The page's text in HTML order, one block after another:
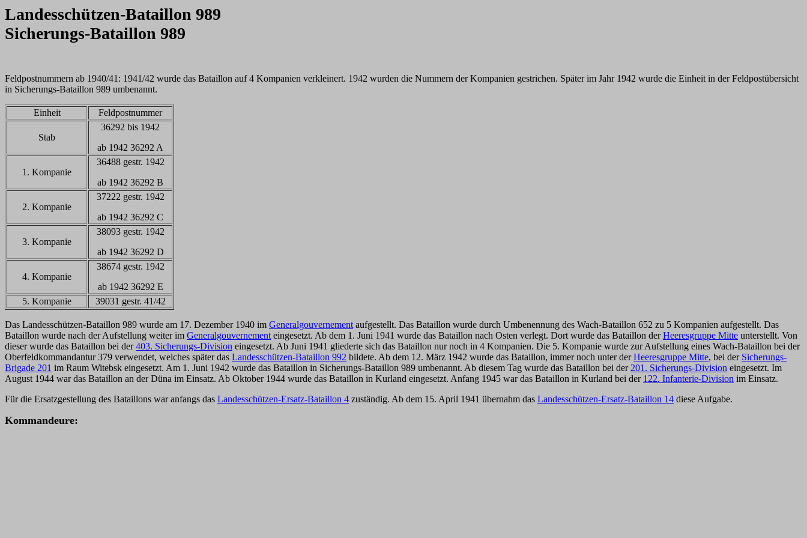
Landesschützen-Bataillon 989
Sicherungs-Bataillon 989
Feldpostnummern ab 1940/41: 1941/42 wurde das Bataillon auf 4 Kompanien verkleinert. 1942 wurden die Nummern der Kompanien gestrichen. Später im Jahr 1942 wurde die Einheit in der Feldpostübersicht
in Sicherungs-Bataillon 989 umbenannt.
Einheit Feldpostnummer
Stab
36292 bis 1942
ab 1942 36292 A
1. Kompanie
36488 gestr. 1942
ab 1942 36292 B
2. Kompanie
37222 gestr. 1942
ab 1942 36292 C
3. Kompanie
38093 gestr. 1942
ab 1942 36292 D
4. Kompanie
38674 gestr. 1942
ab 1942 36292 E
5. Kompanie
39031 gestr. 41/42
Das Landesschützen-Bataillon 989 wurde am 17. Dezember 1940 im Generalgouvernement aufgestellt. Das Bataillon wurde durch Umbenennung des Wach-Bataillon 652 zu 5 Kompanien aufgestellt. Das
Bataillon wurde nach der Aufstellung weiter im Generalgouvernement eingesetzt. Ab dem 1. Juni 1941 wurde das Bataillon nach Osten verlegt. Dort wurde das Bataillon derHeeresgruppe Mitte unterstellt. Von
dieser wurde das Bataillon bei der403. Sicherungs-Division eingesetzt. Ab Juni 1941 gliederte sich das Bataillon nur noch in 4 Kompanien. Die 5. Kompanie wurde zur Aufstellung eines Wach-Bataillon bei der
Oberfeldkommandantur 379 verwendet, welches später das Landesschützen-Bataillon 992 bildete. Ab dem 12. März 1942 wurde das Bataillon, immer noch unter derHeeresgruppe Mitte, bei der Sicherungs-
Brigade 201 im Raum Witebsk eingesetzt. Am 1. Juni 1942 wurde das Bataillon in Sicherungs-Bataillon 989 umbenannt. Ab diesem Tag wurde das Bataillon bei der 201. Sicherungs-Division eingesetzt. Im
August 1944 war das Bataillon an der Düna im Einsatz. Ab Oktober 1944 wurde das Bataillon in Kurland eingesetzt. Anfang 1945 war das Bataillon in Kurland bei der 122. Infanterie-Division im Einsatz.
Für die Ersatzgestellung des Bataillons war anfangs das Landesschützen-Ersatz-Bataillon 4 zuständig. Ab dem 15. April 1941 übernahm das Landesschützen-Ersatz-Bataillon 14 diese Aufgabe.
Kommandeure: